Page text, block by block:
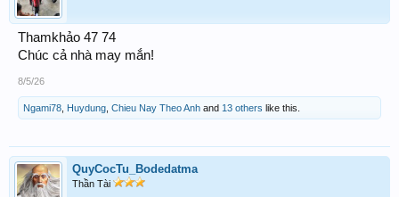
Thamkhảo 47 74
Chúc cả nhà may mắn!
8/5/26
Ngami78 Huydung Chieu Nay Theo Anh and 13 others like this.
QuyCocTu_Bodedatma
Thần Tài